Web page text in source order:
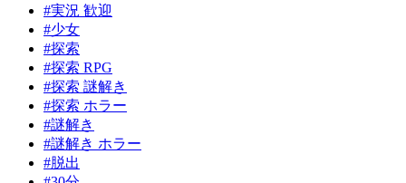
#実況 歓迎
#少女
#探索
#探索 RPG
#探索 謎解き
#探索 ホラー
#謎解き
#謎解き ホラー
#脱出